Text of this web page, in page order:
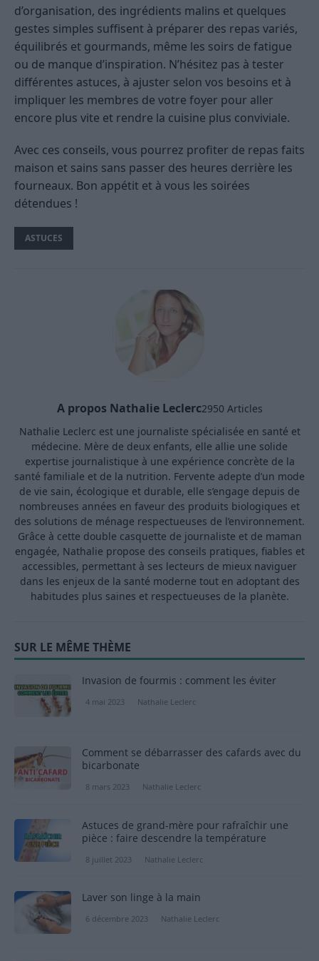
d’organisation, des ingrédients malins et quelques
gestes simples suffisent à préparer des repas variés,
équilibrés et gourmands, même les soirs de fatigue
ou de manque d’inspiration. N’hésitez pas à tester
différentes astuces, à ajuster selon vos besoins et à
impliquer les membres de votre foyer pour aller
encore plus vite et rendre la cuisine plus conviviale.
Avec ces conseils, vous pourrez profiter de repas faits
maison et sains sans passer des heures derrière les
fourneaux. Bon appétit et à vous les soirées
détendues !
ASTUCES
A propos Nathalie Leclerc2950 Articles
Nathalie Leclerc est une journaliste spécialisée en santé et
médecine. Mère de deux enfants, elle allie une solide
expertise journalistique à une expérience concrète de la
santé familiale et de la nutrition. Fervente adepte d’un mode
de vie sain, écologique et durable, elle s’engage depuis de
nombreuses années en faveur des produits biologiques et
des solutions de ménage respectueuses de l’environnement.
Grâce à cette double casquette de journaliste et de maman
engagée, Nathalie propose des conseils pratiques, fiables et
accessibles, permettant à ses lecteurs de mieux naviguer
dans les enjeux de la santé moderne tout en adoptant des
habitudes plus saines et respectueuses de la planète.
SUR LE MÊME THÈME
Invasion de fourmis : comment les éviter
4 mai 2023 Nathalie Leclerc
Comment se débarrasser des cafards avec du
bicarbonate
8 mars 2023 Nathalie Leclerc
Astuces de grand-mère pour rafraîchir une
pièce : faire descendre la température
8 juillet 2023 Nathalie Leclerc
Laver son linge à la main
6 décembre 2023 Nathalie Leclerc